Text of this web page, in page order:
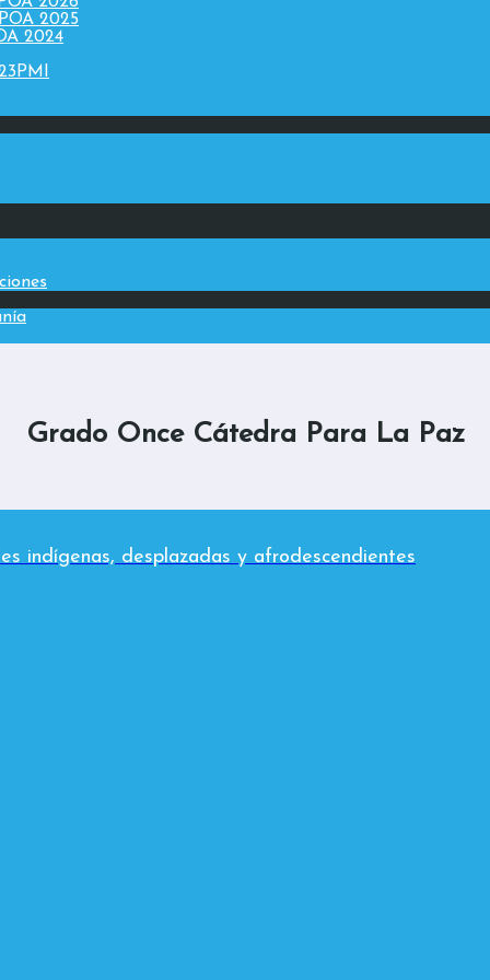
2025
2024
Grado Once Cátedra Para La Paz
indígenas, desplazadas y afrodescendientes